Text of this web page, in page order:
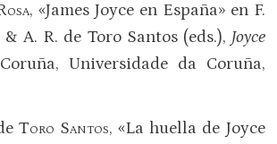
, «James Joyce en España» en F.
A. R. de Toro Santos (eds.), Joyce
Universidade da Coruña,
Toro Santos, «La huella de Joyce